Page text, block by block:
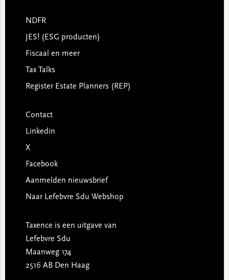
NDFR
JES! (ESG producten)
Fiscaal en meer
Tax Talks
Register Estate Planners (REP)
Contact
Linkedin
X
Facebook
Aanmelden nieuwsbrief
Naar Lefebvre Sdu Webshop
Taxence is een uitgave van
Lefebvre Sdu
Maanweg 174
2516 AB Den Haag